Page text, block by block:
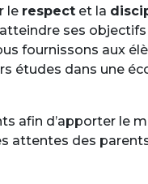
le respectet la
ses
fournissons aux
études dans une
afin d’apporter le
attentes des